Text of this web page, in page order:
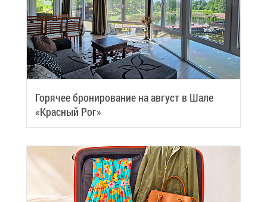
Го­ря­чее бро­ни­ро­ва­ние на ав­густ в Ша­ле
«Крас­ный Рог»